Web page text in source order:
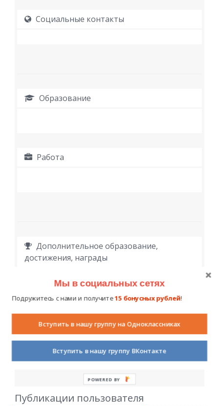
Социальные контакты
Образование
Работа
Дополнительное образование,
достижения, награды
Личная информация
Публикации пользователя
Мы в социальных сетях
Подружитесь с нами и получите15 бонусных рублей!
Вступить в нашу группу на Одноклассниках
Вступить в нашу группу ВКонтакте
POWERED BY